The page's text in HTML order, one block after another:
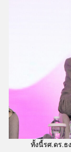
ทั้งนี้รศ.ดร.ธง